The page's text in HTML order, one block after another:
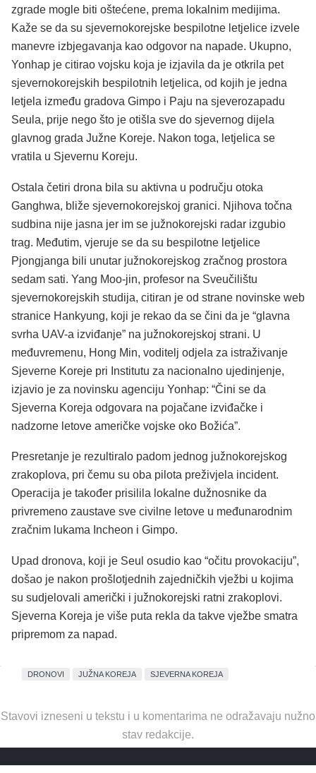
zgrade mogle biti oštećene, prema lokalnim medijima.
Kaže se da su sjevernokorejske bespilotne letjelice izvele
manevre izbjegavanja kao odgovor na napade. Ukupno,
Yonhap je citirao vojsku koja je izjavila da je otkrila pet
sjevernokorejskih bespilotnih letjelica, od kojih je jedna
letjela između gradova Gimpo i Paju na sjeverozapadu
Seula, prije nego što je otišla sve do sjevernog dijela
glavnog grada Južne Koreje. Nakon toga, letjelica se
vratila u Sjevernu Koreju.
Ostala četiri drona bila su aktivna u području otoka
Ganghwa, bliže sjevernokorejskoj granici. Njihova točna
sudbina nije jasna jer im se južnokorejski radar izgubio
trag. Međutim, vjeruje se da su bespilotne letjelice
Pjongjanga bili unutar južnokorejskog zračnog prostora
sedam sati. Yang Moo-jin, profesor na Sveučilištu
sjevernokorejskih studija, citiran je od strane novinske web
stranice Hankyung, koji je rekao da se čini da je “glavna
svrha UAV-a izviđanje” na južnokorejskoj strani. U
međuvremenu, Hong Min, voditelj odjela za istraživanje
Sjeverne Koreje pri Institutu za nacionalno ujedinjenje,
izjavio je za novinsku agenciju Yonhap: “Čini se da
Sjeverna Koreja odgovara na pojačane izviđačke i
nadzorne letove američke vojske oko Božića”.
Presretanje je rezultiralo padom jednog južnokorejskog
zrakoplova, pri čemu su oba pilota preživjela incident.
Operacija je također prisilila lokalne dužnosnike da
privremeno zaustave sve civilne letove u međunarodnim
zračnim lukama Incheon i Gimpo.
Upad dronova, koji je Seul osudio kao “očitu provokaciju”,
došao je nakon prošlotjednih zajedničkih vježbi u kojima
su sudjelovali američki i južnokorejski ratni zrakoplovi.
Sjeverna Koreja je više puta rekla da takve vježbe smatra
pripremom za napad.
DRONOVI JUŽNA KOREJA SJEVERNA KOREJA
Stavovi izneseni u tekstu i u komentarima ne odražavaju nužno
stav redakcije.